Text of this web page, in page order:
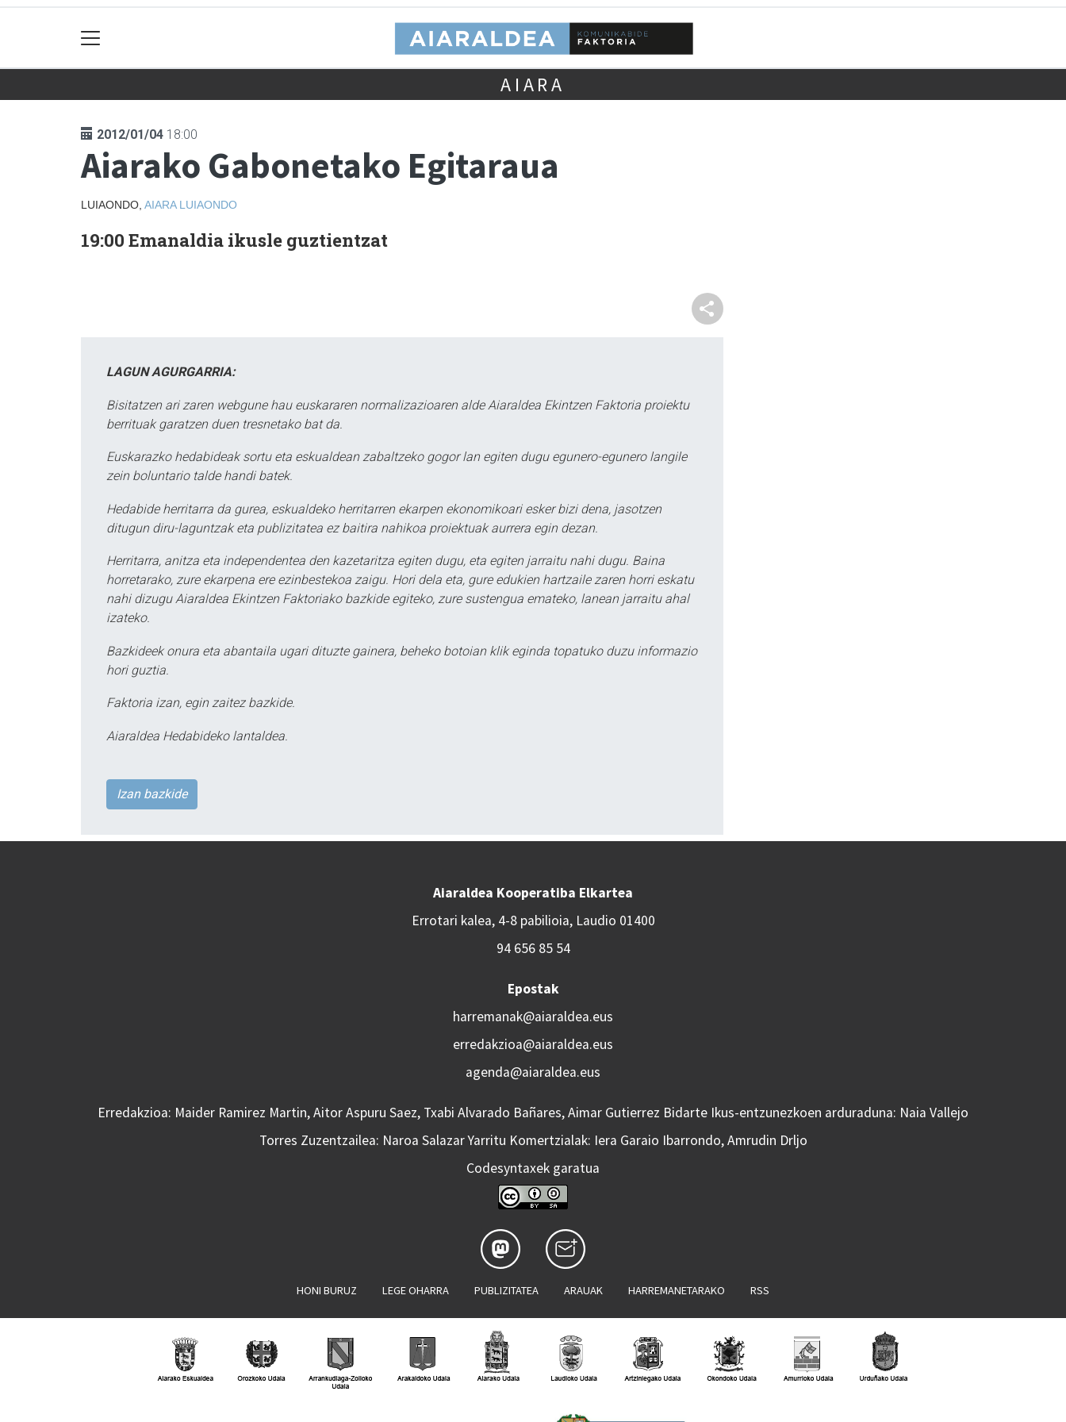
AIARA
2012/01/04 18:00
Aiarako Gabonetako Egitaraua
LUIAONDO, AIARA LUIAONDO
19:00 Emanaldia ikusle guztientzat
LAGUN AGURGARRIA:
Bisitatzen ari zaren webgune hau euskararen normalizazioaren alde Aiaraldea Ekintzen Faktoria proiektu
berrituak garatzen duen tresnetako bat da.
Euskarazko hedabideak sortu eta eskualdean zabaltzeko gogor lan egiten dugu egunero-egunero langile
zein boluntario talde handi batek.
Hedabide herritarra da gurea, eskualdeko herritarren ekarpen ekonomikoari esker bizi dena, jasotzen
ditugun diru-laguntzak eta publizitatea ez baitira nahikoa proiektuak aurrera egin dezan.
Herritarra, anitza eta independentea den kazetaritza egiten dugu, eta egiten jarraitu nahi dugu. Baina
horretarako, zure ekarpena ere ezinbestekoa zaigu. Hori dela eta, gure edukien hartzaile zaren horri eskatu
nahi dizugu Aiaraldea Ekintzen Faktoriako bazkide egiteko, zure sustengua emateko, lanean jarraitu ahal
izateko.
Bazkideek onura eta abantaila ugari dituzte gainera, beheko botoian klik eginda topatuko duzu informazio
hori guztia.
Faktoria izan, egin zaitez bazkide.
Aiaraldea Hedabideko lantaldea.
Izan bazkide
Aiaraldea Kooperatiba Elkartea
Errotari kalea, 4-8 pabilioia, Laudio 01400
94 656 85 54
Epostak
harremanak@aiaraldea.eus
erredakzioa@aiaraldea.eus
agenda@aiaraldea.eus
Erredakzioa: Maider Ramirez Martin, Aitor Aspuru Saez, Txabi Alvarado Bañares, Aimar Gutierrez Bidarte Ikus-entzunezkoen arduraduna: Naia Vallejo
Torres Zuzentzailea: Naroa Salazar Yarritu Komertzialak: Iera Garaio Ibarrondo, Amrudin Drljo
Codesyntaxek garatua
HONI BURUZ LEGE OHARRA PUBLIZITATEA ARAUAK HARREMANETARAKO RSS